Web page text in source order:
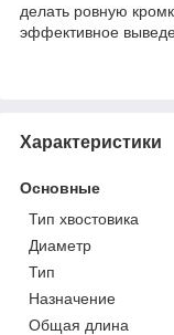
делать ровную
эффективное
Характеристики
Основные
Тип хвостовика
Диаметр
Тип
Назначение
Общая длина